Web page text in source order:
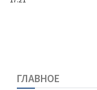
ГЛАВНОЕ